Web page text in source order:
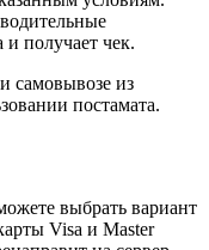
получает чек.
самовывозе из
постамата.
выбрать вариант
Visa и Master